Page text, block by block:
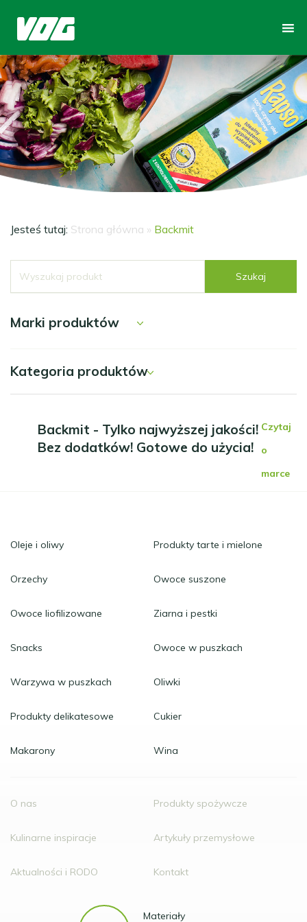
Jesteś tutaj: Strona główna » Backmit
Szukaj
Marki produktów
Kategoria produktów
Backmit - Tylko najwyższej jakości!
Bez dodatków! Gotowe do użycia!
Czytaj
o
marce
Materiały
Oleje i oliwy Produkty tarte i mielone
Orzechy Owoce suszone
Owoce liofilizowane Ziarna i pestki
Snacks Owoce w puszkach
Warzywa w puszkach Oliwki
Produkty delikatesowe Cukier
Makarony Wina
O nas Produkty spożywcze
Kulinarne inspiracje Artykuły przemysłowe
Aktualności i RODO Kontakt